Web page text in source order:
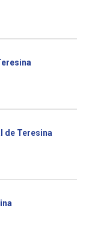
de Teresina